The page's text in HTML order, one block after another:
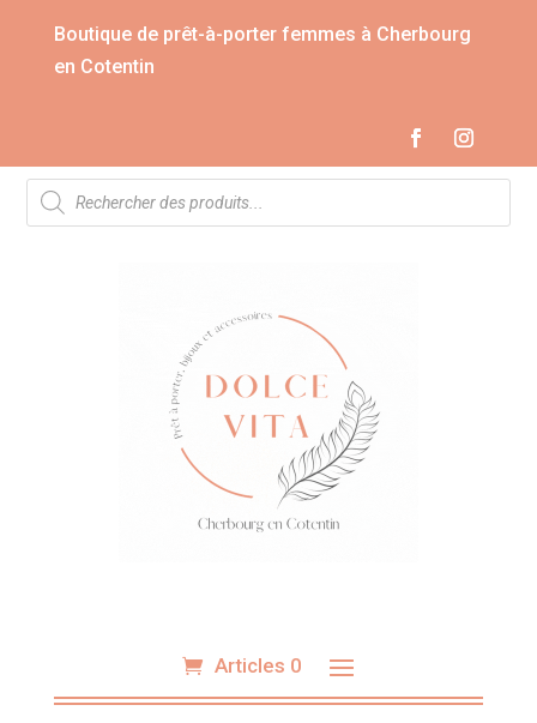
Boutique de prêt-à-porter femmes à Cherbourg
en Cotentin
Recherche
de
produits
Articles 0